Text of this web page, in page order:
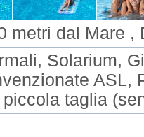
metri dal Mare ,
Solarium,
ASL,
taglia